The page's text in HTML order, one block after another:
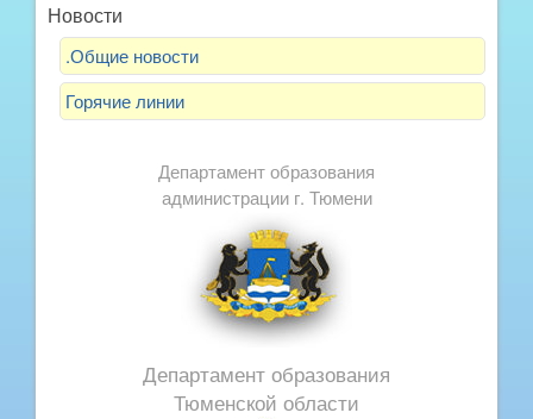
Новости
.Общие новости
Горячие линии
Департамент образования
администрации г. Тюмени
Департамент образования
Тюменской области